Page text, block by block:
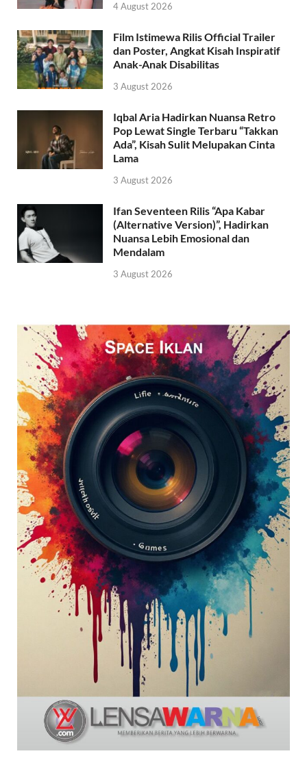
4 August 2026
Film Istimewa Rilis Official Trailer
dan Poster, Angkat Kisah Inspiratif
Anak-Anak Disabilitas
3 August 2026
Iqbal Aria Hadirkan Nuansa Retro
Pop Lewat Single Terbaru “Takkan
Ada”, Kisah Sulit Melupakan Cinta
Lama
3 August 2026
Ifan Seventeen Rilis “Apa Kabar
(Alternative Version)”, Hadirkan
Nuansa Lebih Emosional dan
Mendalam
3 August 2026